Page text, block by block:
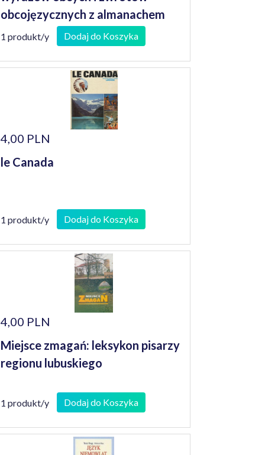
obcojęzycznych z almanachem
1 produkt/y Dodaj do Koszyka
4,00 PLN
le Canada
1 produkt/y Dodaj do Koszyka
4,00 PLN
Miejsce zmagań: leksykon pisarzy
regionu lubuskiego
1 produkt/y Dodaj do Koszyka